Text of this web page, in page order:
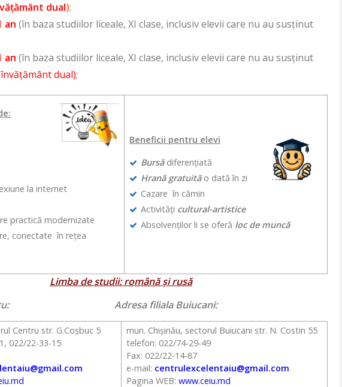
dual);
an (în baza studiilor liceale, XI clase, inclusiv elevii care nu au susţinut
an (în baza studiilor liceale, XI clase, inclusiv elevii care nu au susţinut
dual);
la internet
practică modernizate
conectate în rețea
Beneficii pentru elevi
Bursădiferențiată
Hrană gratuităo dată în zi
Cazare în cămin
Activități cultural-artistice
Absolvenților li se oferă loc de muncă
Limba de studii: română și rusă
Centru: Adresa filiala Buiucani:
Centru str. G.Coşbuc 5
022/22-33-15
mun. Chișinău, sectorul Buiucani str. N. Costin 55
telefon: 022/74-29-49
Fax: 022/22-14-87
e-mail: centrulexcelentaiu@gmail.com
Pagina WEB: www.ceiu.md